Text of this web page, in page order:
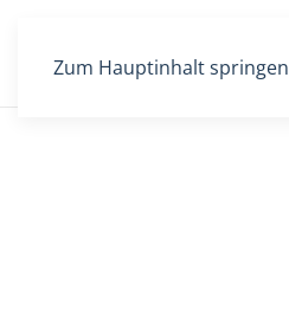
Zum Hauptinhalt springen